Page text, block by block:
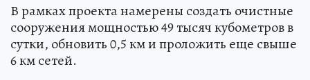
В рамках проекта намерены создать очистные
сооружения мощностью 49 тысяч кубометров в
сутки, обновить 0,5 км и проложить еще свыше
6 км сетей.